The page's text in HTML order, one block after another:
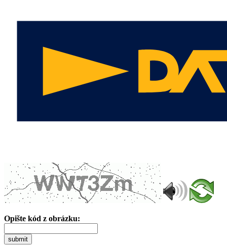
Opište kód z obrázku:
submit